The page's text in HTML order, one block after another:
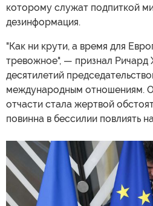
которому служат подпиткой
дезинформация.
"Как ни крути, а время для
тревожное", — признал Ричард
десятилетий
международным отношениям.
отчасти стала жертвой
повинна в бессилии повлиять